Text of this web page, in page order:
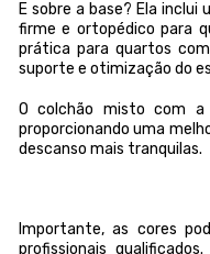
E sobre a base? Ela
firme e ortopédico para
prática para quartos
suporte e otimização do
O colchão misto com a
proporcionando uma
descanso mais tranquilas.
Importante, as cores
profissionais